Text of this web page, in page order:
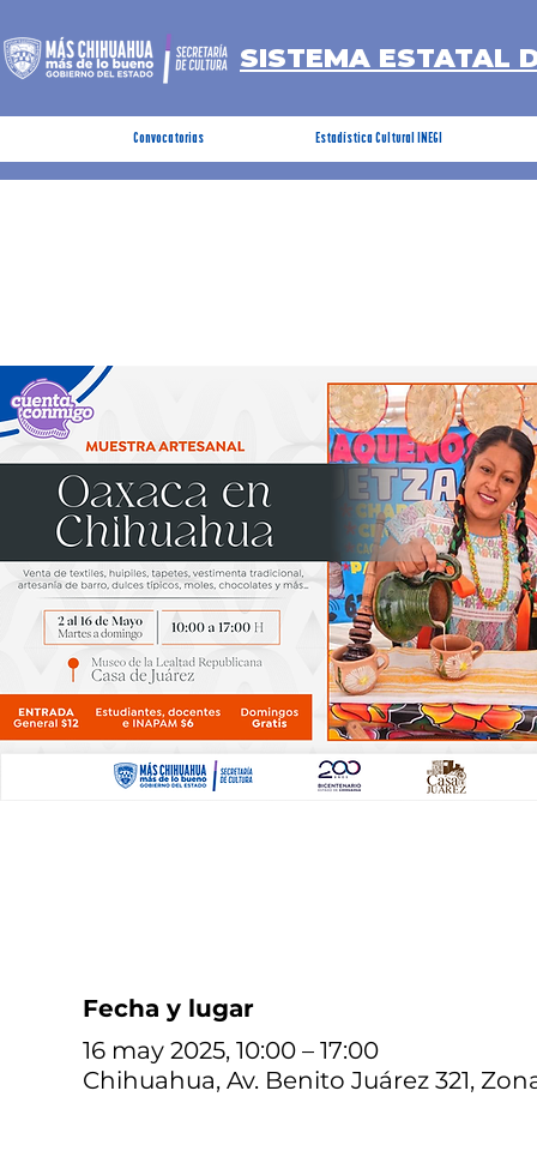
SISTEMA ESTATAL
Convocatorias Estadística Cultural INEGI
Fecha y lugar
16 may 2025, 10:00 – 17:00
Chihuahua, Av. Benito Juárez 321,